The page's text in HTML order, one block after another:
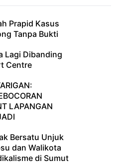
Prapid Kasus
Tanpa Bukti
Lagi Dibanding
Centre
LAPANGAN
Bersatu Unjuk
dan Walikota
di Sumut